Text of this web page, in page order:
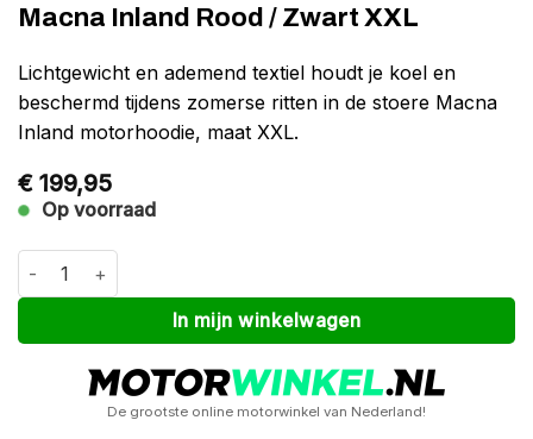
Macna Inland Rood / Zwart XXL
Lichtgewicht en ademend textiel houdt je koel en
beschermd tijdens zomerse ritten in de stoere Macna
Inland motorhoodie, maat XXL.
€ 199,95
Op voorraad
Macna Inland Rood / Zwart XXL aantal
In mijn winkelwagen
Alternative:
De grootste online motorwinkel van Nederland!